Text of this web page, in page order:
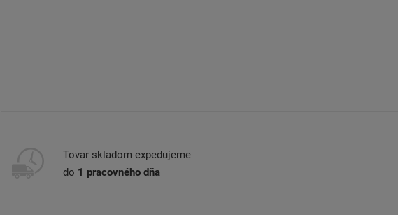
Tovar skladom expedujeme
do 1 pracovného dňa